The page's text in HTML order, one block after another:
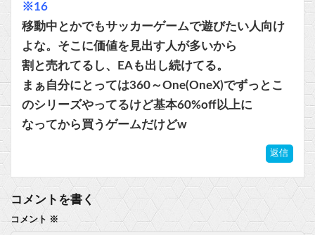
※16
移動中とかでもサッカーゲームで遊びたい人向け
よな。そこに価値を見出す人が多いから
割と売れてるし、EAも出し続けてる。
まぁ自分にとっては360～One(OneX)でずっとこ
のシリーズやってるけど基本60%off以上に
なってから買うゲームだけどw
返信
コメントを書く
コメント ※